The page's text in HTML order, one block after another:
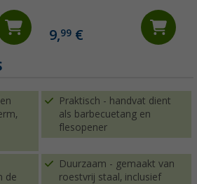
9,99€
Praktisch - handvat dient
als barbecuetang en
flesopener
de
Duurzaam - gemaakt van
roestvrij staal, inclusief